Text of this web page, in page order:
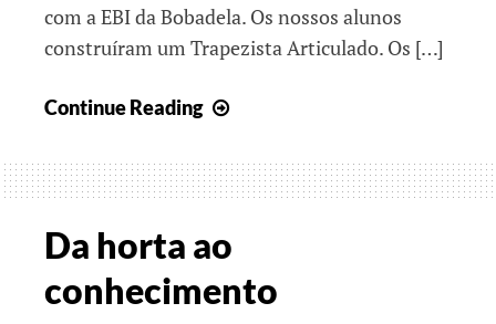
com a EBI da Bobadela. Os nossos alunos
construíram um Trapezista Articulado. Os […]
Continue Reading
Ano
Escolar
Da horta ao
conhecimento